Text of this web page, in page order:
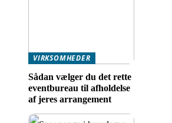
VIRKSOMHEDER
Sådan vælger du det rette
eventbureau til afholdelse
af jeres arrangement